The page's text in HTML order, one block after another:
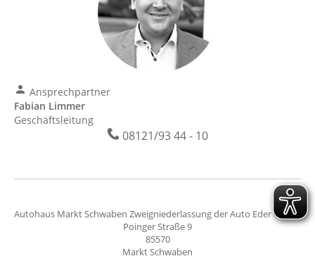
Ansprechpartner
Fabian Limmer
Geschäftsleitung
08121/93 44 - 10
Autohaus Markt Schwaben Zweigniederlassung der Auto Eder GmbH
Poinger Straße 9
85570
Markt Schwaben